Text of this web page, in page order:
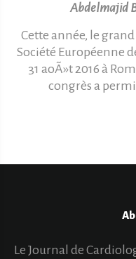
Abdelmajid
Cette année, le
Société Européenne
31 aoÃ»t 2016 à
congrès a
Le Journal de